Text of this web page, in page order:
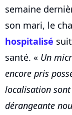
semaine
son mari, le
hospitalisé
santé. « Un
encore pris
localisation
dérangeante